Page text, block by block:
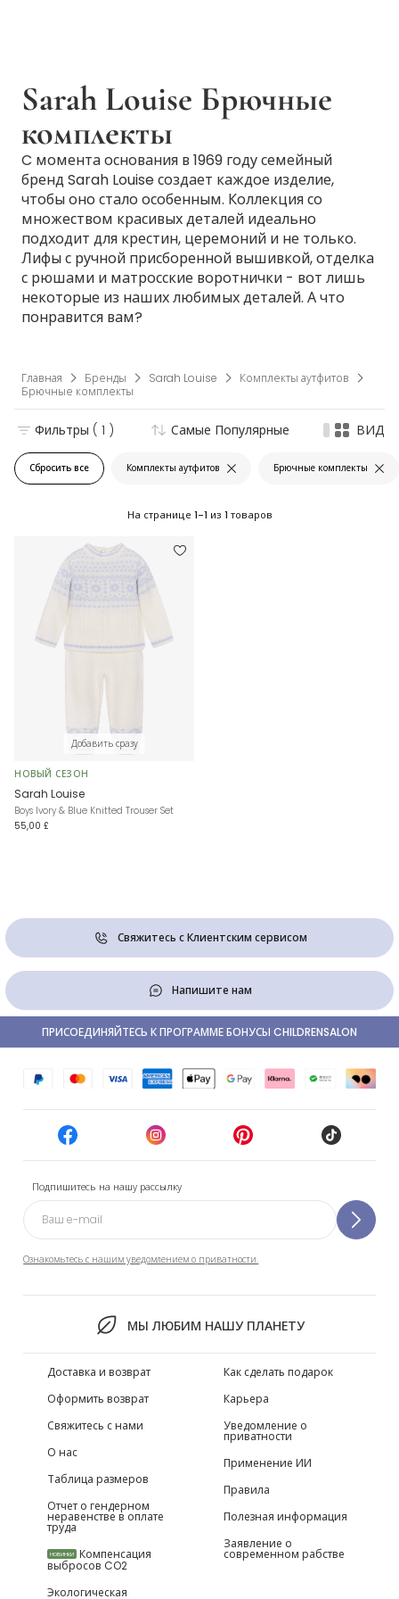
Sarah Louise Брючные
комплекты
C момента основания в 1969 году семейный
бренд Sarah Louise создает каждое изделие,
чтобы оно стало особенным. Коллекция со
множеством красивых деталей идеально
подходит для крестин, церемоний и не только.
Лифы с ручной присборенной вышивкой, отделка
с рюшами и матросские воротнички - вот лишь
некоторые из наших любимых деталей. А что
понравится вам?
Главная Бренды Sarah Louise
Комплекты аутфитов
Брючные комплекты
Сбросить все Комплекты аутфитов Брючные комплекты
Фильтры ( 1 ) Самые Популярные ВИД
На странице 1-1 из 1 товаров
Добавить сразу
НОВЫЙ СЕЗОН
Sarah Louise
Boys Ivory & Blue Knitted Trouser Set
55,00 £
Свяжитесь с Клиентским сервисом
Напишите нам
Подпишитесь на нашу рассылку
Ознакомьтесь с нашим уведомлением о приватности.
МЫ ЛЮБИМ НАШУ ПЛАНЕТУ
ПРИСОЕДИНЯЙТЕСЬ К ПРОГРАММЕ БОНУСЫ CHILDRENSALON
Доставка и возврат
Оформить возврат
Свяжитесь с нами
О нас
Таблица размеров
Отчет о гендерном
неравенстве в оплате
труда
НОВИНКИ Компенсация
выбросов CO2
Экологическая
Как сделать подарок
Карьера
Уведомление о
приватности
Применение ИИ
Правила
Полезная информация
Заявление о
современном рабстве